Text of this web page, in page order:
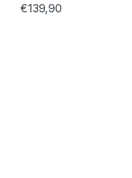
€139,90